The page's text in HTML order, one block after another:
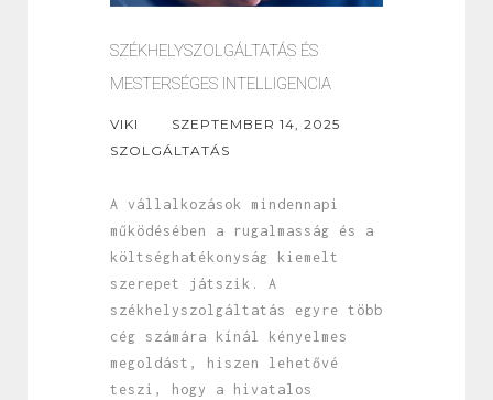
SZÉKHELYSZOLGÁLTATÁS ÉS
MESTERSÉGES INTELLIGENCIA
VIKI
SZEPTEMBER 14, 2025
SZOLGÁLTATÁS
A vállalkozások mindennapi
működésében a rugalmasság és a
költséghatékonyság kiemelt
szerepet játszik. A
székhelyszolgáltatás egyre több
cég számára kínál kényelmes
megoldást, hiszen lehetővé
teszi, hogy a hivatalos